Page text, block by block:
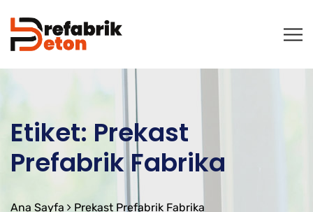
Etiket: Prekast
Prefabrik Fabrika
Ana Sayfa Prekast Prefabrik Fabrika